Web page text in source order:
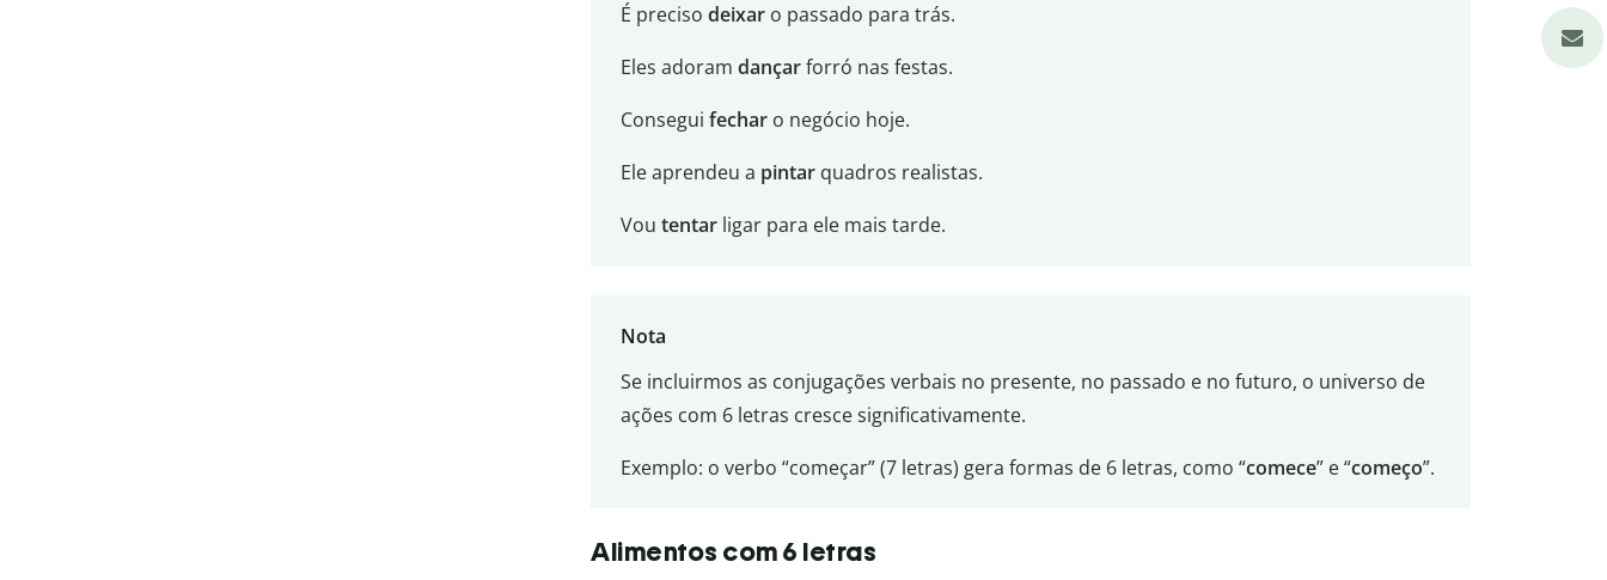
É preciso deixaro passado para trás.
Eles adoram dançarforró nas festas.
Consegui fecharo negócio hoje.
Ele aprendeu a pintarquadros realistas.
Vou tentarligar para ele mais tarde.
Nota
Se incluirmos as conjugações verbais no presente, no passado e no futuro, o universo de
ações com 6 letras cresce significativamente.
Exemplo: o verbo “começar” (7 letras) gera formas de 6 letras, como “comece” e “começo”.
Alimentos com 6 letras